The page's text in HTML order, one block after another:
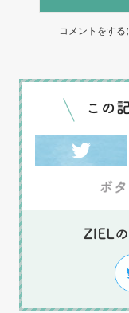
コメントをする